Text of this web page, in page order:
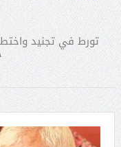
تورط في تجنيد